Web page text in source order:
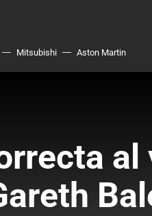
Mitsubishi Aston Martin
al